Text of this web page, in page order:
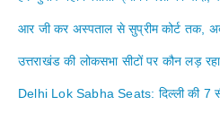
आर जी कर अस्पताल से सुप्रीम कोर्ट तक,
उत्तराखंड की लोकसभा सीटों पर कौन लड़
Delhi Lok Sabha Seats: दिल्ली की 7